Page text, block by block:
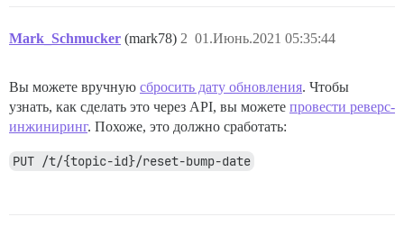
Mark_Schmucker (mark78) 01.Июнь.2021 05:35:44
2
Вы можете вручную сбросить дату обновления. Чтобы
узнать, как сделать это через API, вы можете провести реверс-
инжиниринг. Похоже, это должно сработать:
PUT /t/{topic-id}/reset-bump-date